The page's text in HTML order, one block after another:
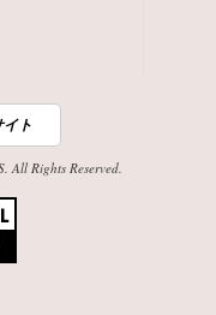
ト
All Rights Reserved.